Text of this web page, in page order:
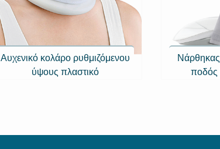
Αυχενικό κολάρο ρυθμιζόμενου
ύψους πλαστικό
ποδός